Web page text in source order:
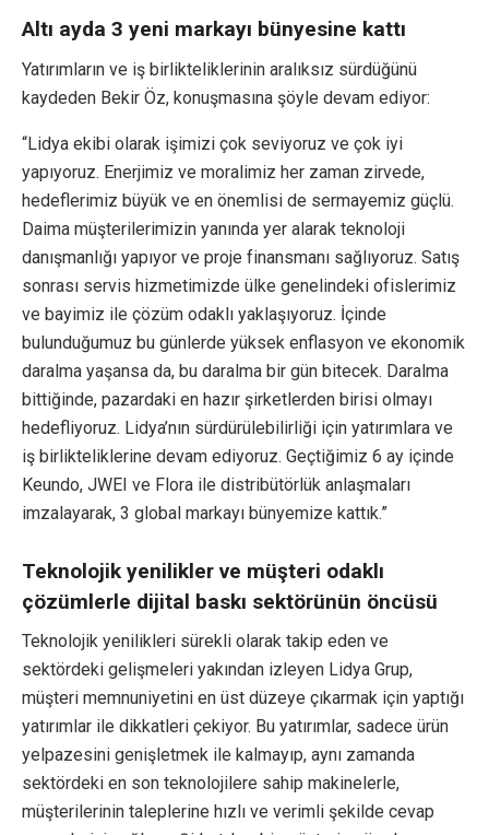
Altı ayda 3 yeni markayı bünyesine kattı
Yatırımların ve iş birlikteliklerinin aralıksız sürdüğünü
kaydeden Bekir Öz, konuşmasına şöyle devam ediyor:
“Lidya ekibi olarak işimizi çok seviyoruz ve çok iyi
yapıyoruz. Enerjimiz ve moralimiz her zaman zirvede,
hedeflerimiz büyük ve en önemlisi de sermayemiz güçlü.
Daima müşterilerimizin yanında yer alarak teknoloji
danışmanlığı yapıyor ve proje finansmanı sağlıyoruz. Satış
sonrası servis hizmetimizde ülke genelindeki ofislerimiz
ve bayimiz ile çözüm odaklı yaklaşıyoruz. İçinde
bulunduğumuz bu günlerde yüksek enflasyon ve ekonomik
daralma yaşansa da, bu daralma bir gün bitecek. Daralma
bittiğinde, pazardaki en hazır şirketlerden birisi olmayı
hedefliyoruz. Lidya’nın sürdürülebilirliği için yatırımlara ve
iş birlikteliklerine devam ediyoruz. Geçtiğimiz 6 ay içinde
Keundo, JWEI ve Flora ile distribütörlük anlaşmaları
imzalayarak, 3 global markayı bünyemize kattık.”
Teknolojik yenilikler ve müşteri odaklı
çözümlerle dijital baskı sektörünün öncüsü
Teknolojik yenilikleri sürekli olarak takip eden ve
sektördeki gelişmeleri yakından izleyen Lidya Grup,
müşteri memnuniyetini en üst düzeye çıkarmak için yaptığı
yatırımlar ile dikkatleri çekiyor. Bu yatırımlar, sadece ürün
yelpazesini genişletmek ile kalmayıp, aynı zamanda
sektördeki en son teknolojilere sahip makinelerle,
müşterilerinin taleplerine hızlı ve verimli şekilde cevap